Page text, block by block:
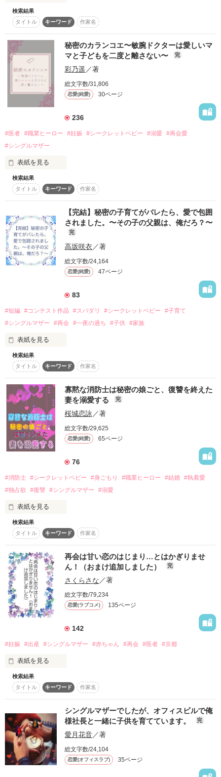
･和久井杏子(わくいあんこ)29歳
シングルマザー
元カレとの一夜の関係でできた娘ひなを育てている。住宅メー
カーカスタマー勤務。
･森勢鷹也(もりせたかや)29歳
杏子の元カレ
4年間の海外研修を終え、フォースフォレストカンパニー海外
事業部に戻ってきた。医療系商社森勢商事の後継者。
3歳になる杏子の娘。保育園の年少児。
2023/10/27公開〜2023/11/16完結
🌸レビューありがとうございました🌸
マイマイ。様
🌸感想ありがとうございました🌸
ピーチラビット様
けんみいまま様
検索結果
タイトル
キーワード 作家名
秘密のカランコエ〜敏腕ドクターは愛しいマ
マと子どもを二度と離さない〜
完
彩乃遥 ／著
総文字数/31,806
恋愛(純愛) 30ページ
236
#医者 #職業ヒーロー #妊娠 #シークレットベビー #溺愛 #再会愛
#シングルマザー
表紙を見る
「宗一郎さんは優しいから。
どんな過去だろうと愛してくれると信じていた。
だから、何も言わずにあなたのもとを去ったの。
宗一郎さんの輝かしい未来の邪魔をしたくなかったから」
☪︎┈┈┈┈┈┈‧✩‧┈┈┈┈┈┈┈☪︎
清水茉奈(30)　Shimizu Mana
訪問看護ステーションからんこえで働く
訪問看護師。
彩花を妊娠してから宗一郎に何も言わず
産科医。
両親ともに医者でエリート中のエリート。
茉奈の娘。元気で可愛らしい女の子。
ママとパパがだいすき。
ワケあってシングルマザーの茉奈。
彼女にとって子育ては幸せそのものだが、
母としての強さの裏には、不安と孤独もあった。
そんな茉奈の前に現れたのは、
かつて愛し合いながらも
再会をきっかけに止まっていた
ふたりの時間が動き出す。
まっすぐに告げる彼に、心の奥に閉じ込めていた感情が
少しずつ揺り起こされていく……。
作品完結：2025.10.3
加筆修正：2025.10.14
検索結果
タイトル
キーワード 作家名
【完結】秘密の子育てがバレたら、愛で包囲
されました。〜その子の父親は、俺だろ？〜
完
高坂咲衣／著
総文字数/24,164
恋愛(純愛) 47ページ
83
#短編 #コンテスト作品 #スパダリ #シークレットベビー
#子育て
#シングルマザー
#再会 #一夜の過ち #子供 #家族
表紙を見る
「その子は……もしかして俺の子供か？」
シングルマザーとして生きてきた私の前に現れた一人の男
性。
その人は、子供を見てそう言ってきた。
「何言ってるんですか？……違います」
再会するつもりもなかったし、もう会うつもりもなかったの
「忘れたとは言わせない。……その子は、あの時出来た子供な
んだろ？」
どうして……。どうして神様は、私たちを引き合わせたのだ
ろうか。
「その首のホクロ……あの時の君だろ？」
「……人違いです。　私、あなたなんて知りません」
首のホクロを知っているということは、やっぱり彼なんだ。
私たちがあの時、一夜を共にした人。
「どうして？　どうしてそんなこと言うの？」
麻川由紀乃（あさかわゆきの）
✕
片倉剛久（かたくらたかひさ）
検索結果
タイトル
キーワード 作家名
寡黙な消防士は秘密の娘ごと、復讐を終えた
妻を溺愛する
完
桜城恋詠 ／著
総文字数/29,625
恋愛(純愛) 65ページ
76
#消防士 #シークレットベビー #身ごもり #職業ヒーロー #結婚 #執着愛
#独占欲
#復讐 #シングルマザー #溺愛
表紙を見る
私の幸せは、ある日突然終わりを告げた。
火災現場で大好きな人を庇って、お父さんが亡くなったから
だ。
何の前触れもなく大切な人が忽然と姿を消す苦しみを味わわ
せるため、私は彼に肌を許す。
新たな命を宿した私はあの人の前から姿を消し、復讐を終え
たはずだった。
「何があっても絶対、幸せにする」
の人で……。
「ずっと、好きだった。結婚しよう」
憎しみに変わった愛が、再び芽吹く時。
秘密をかかえた夫婦の絆は、より強固となる――。
*
片平　武彦 (かたひら　たけひこ）
28歳・消防士。
希美に一目惚れしてから、ずっと一途に想い続けている。
検索結果
タイトル
キーワード 作家名
再会は甘い恋のはじまり…とはかぎりませ
ん！（おまけ追加しました）
完
さくらさな／著
総文字数/79,234
恋愛(ラブコメ) 135ページ
142
#妊娠 #出産 #シングルマザー #赤ちゃん #再会 #医者 #京都
表紙を見る
世の中全ての人に問いたい。
別れたオトコに再会した時、ダメージが大きいのはどっち？
A・嫌そうな顔でチッと舌打ちされる。
B・相手が自分のことを全く覚えていない。
「Aかな」
「えー、Bじゃない？」
などと揉めている人たちに声を大にして言いたい。
検索結果
タイトル
キーワード 作家名
シングルマザーでしたが、オフィスビルで俺
様社長と一緒に子供を育てています。
完
愛月花音／著
総文字数/24,104
恋愛(オフィスラブ) 35ページ